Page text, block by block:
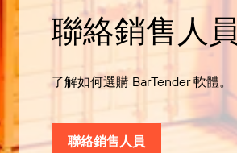
聯絡銷售人員
了解如何選購 BarTender 軟體。
聯絡銷售人員